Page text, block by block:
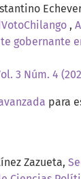
,
gobernante
3 Núm. 4
para
Zazueta,